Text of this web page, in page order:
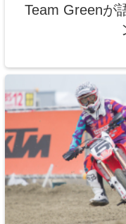
Team Greenが